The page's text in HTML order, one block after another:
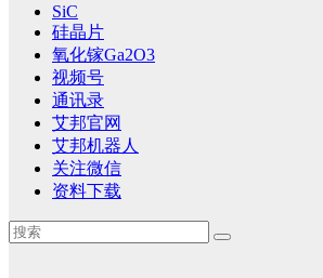
SiC
硅晶片
氧化镓Ga2O3
视频号
通讯录
艾邦官网
艾邦机器人
关注微信
资料下载